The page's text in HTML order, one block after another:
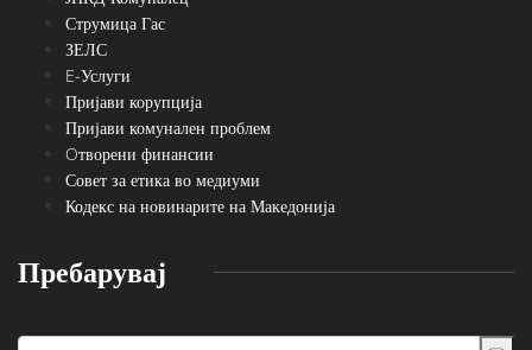
Струмица Гас
ЗЕЛС
E-Услуги
Пријави корупција
Пријави комунален проблем
Oтворени финансии
Совет за етика во медиуми
Кодекс на новинарите на Македонија
Пребарувај